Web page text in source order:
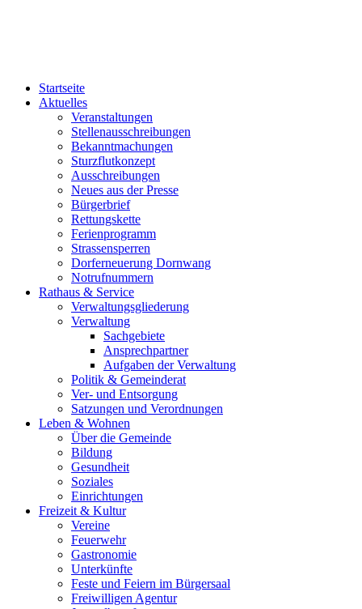
Startseite
Aktuelles
Veranstaltungen
Stellenausschreibungen
Bekanntmachungen
Sturzflutkonzept
Ausschreibungen
Neues aus der Presse
Bürgerbrief
Rettungskette
Ferienprogramm
Strassensperren
Dorferneuerung Dornwang
Notrufnummern
Rathaus & Service
Verwaltungsgliederung
Verwaltung
Sachgebiete
Ansprechpartner
Aufgaben der Verwaltung
Politik & Gemeinderat
Ver- und Entsorgung
Satzungen und Verordnungen
Leben & Wohnen
Über die Gemeinde
Bildung
Gesundheit
Soziales
Einrichtungen
Freizeit & Kultur
Vereine
Feuerwehr
Gastronomie
Unterkünfte
Feste und Feiern im Bürgersaal
Freiwilligen Agentur